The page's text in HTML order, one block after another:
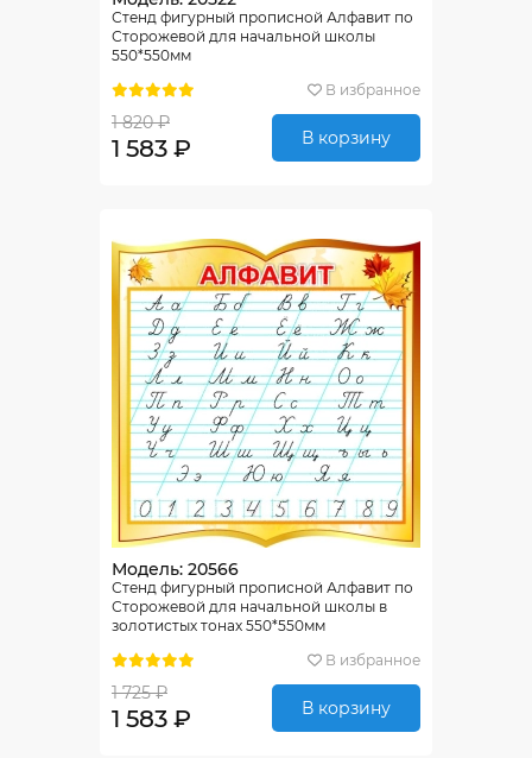
Стенд фигурный прописной Алфавит по
Сторожевой для начальной школы
550*550мм
В избранное
1 820 ₽
1 583 ₽ В корзину
Модель: 20566
Стенд фигурный прописной Алфавит по
Сторожевой для начальной школы в
золотистых тонах 550*550мм
В избранное
1 725 ₽
1 583 ₽ В корзину